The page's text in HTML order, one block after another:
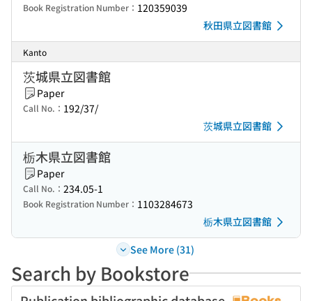
Book Registration Number： 120359039
秋田県立図書館
Kanto
茨城県立図書館
Paper
Call No.： 192/37/
茨城県立図書館
栃木県立図書館
Paper
Call No.： 234.05-1
Book Registration Number： 1103284673
栃木県立図書館
See More (31)
Search by Bookstore